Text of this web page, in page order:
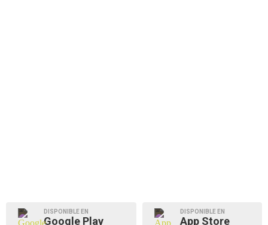
DISPONIBLE EN
Google Play
DISPONIBLE EN
App Store